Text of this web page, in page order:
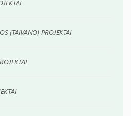
(TAIVANO) PROJEKTAI